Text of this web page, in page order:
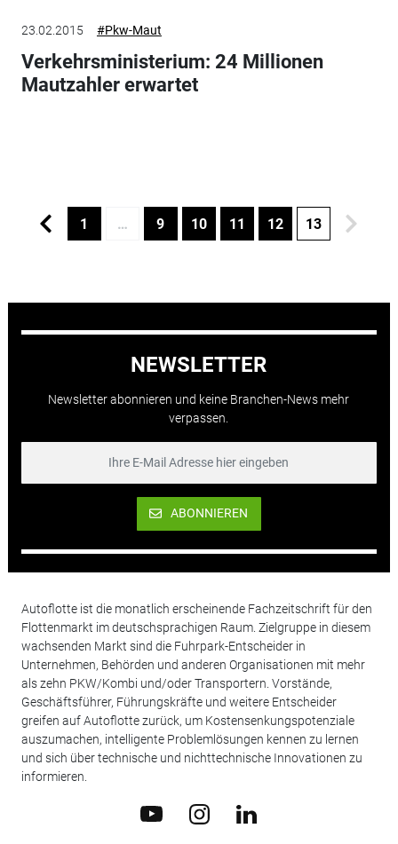
23.02.2015 #Pkw-Maut
Verkehrsministerium: 24 Millionen
Mautzahler erwartet
1 … 9 10 11 12 13
NEWSLETTER
Newsletter abonnieren und keine Branchen-News mehr
verpassen.
ABONNIEREN
Autoflotte ist die monatlich erscheinende Fachzeitschrift für den
Flottenmarkt im deutschsprachigen Raum. Zielgruppe in diesem
wachsenden Markt sind die Fuhrpark-Entscheider in
Unternehmen, Behörden und anderen Organisationen mit mehr
als zehn PKW/Kombi und/oder Transportern. Vorstände,
Geschäftsführer, Führungskräfte und weitere Entscheider
greifen auf Autoflotte zurück, um Kostensenkungspotenziale
auszumachen, intelligente Problemlösungen kennen zu lernen
und sich über technische und nichttechnische Innovationen zu
informieren.